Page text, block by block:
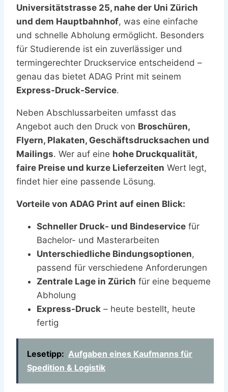
Universitätstrasse 25, nahe der Uni Zürich
und dem Hauptbahnhof, was eine einfache
und schnelle Abholung ermöglicht. Besonders
für Studierende ist ein zuverlässiger und
termingerechter Druckservice entscheidend –
genau das bietet ADAG Print mit seinem
Express-Druck-Service.
Neben Abschlussarbeiten umfasst das
Angebot auch den Druck von Broschüren,
Flyern, Plakaten, Geschäftsdrucksachen und
Mailings. Wer auf eine hohe Druckqualität,
faire Preise und kurze Lieferzeiten Wert legt,
findet hier eine passende Lösung.
Vorteile von ADAG Print auf einen Blick:
Schneller Druck- und Bindeservice für
Bachelor- und Masterarbeiten
Unterschiedliche Bindungsoptionen,
passend für verschiedene Anforderungen
Zentrale Lage in Zürich für eine bequeme
Abholung
Express-Druck – heute bestellt, heute
fertig
Lesetipp: Aufgaben eines Kaufmanns für
Spedition & Logistik